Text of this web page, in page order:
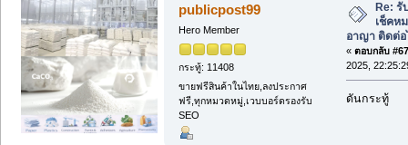
publicpost99
Hero Member
กระทู้: 11408
ขายฟรีสินค้าในไทย,ลงประกาศ
ฟรี,ทุกหมวดหมู่,เวบบอร์ดรองรับ
SEO
Re: รั
เช็คห
อาญา ติดต่อ
« ตอบกลับ
2025,
ดันกระทู้